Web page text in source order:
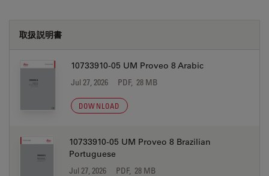
取扱説明書
10733910-05 UM Proveo 8 Arabic
Jul 27, 2026 PDF, 28 MB
DOWNLOAD
10733910-05 UM Proveo 8 Brazilian
Portuguese
Jul 27, 2026 PDF, 28 MB